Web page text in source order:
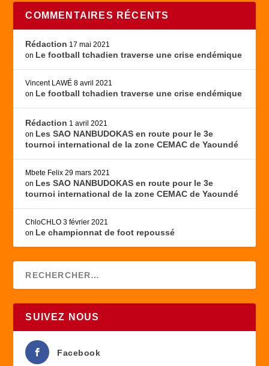
COMMENTAIRES RÉCENTS
Rédaction 17 mai 2021
on Le football tchadien traverse une crise endémique
Vincent LAWÉ 8 avril 2021
on Le football tchadien traverse une crise endémique
Rédaction 1 avril 2021
on Les SAO NANBUDOKAS en route pour le 3e
tournoi international de la zone CEMAC de Yaoundé
Mbete Felix 29 mars 2021
on Les SAO NANBUDOKAS en route pour le 3e
tournoi international de la zone CEMAC de Yaoundé
ChloCHLO 3 février 2021
on Le championnat de foot repoussé
SUIVEZ NOUS
Facebook